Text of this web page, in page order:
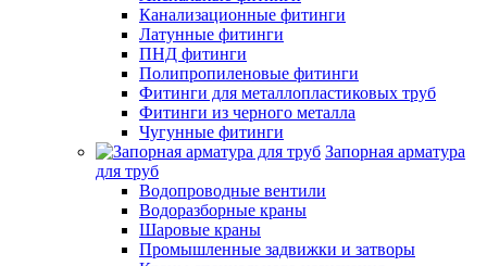
Канализационные фитинги
Латунные фитинги
ПНД фитинги
Полипропиленовые фитинги
Фитинги для металлопластиковых труб
Фитинги из черного металла
Чугунные фитинги
Запорная арматура
для труб
Водопроводные вентили
Водоразборные краны
Шаровые краны
Промышленные задвижки и затворы